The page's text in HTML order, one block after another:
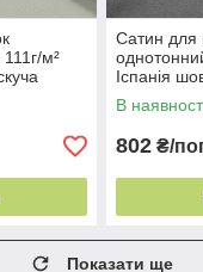
м²
Сатин для
Іспанія
В
802 ₴/
Показати ще